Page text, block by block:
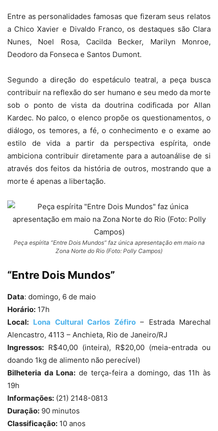
Entre as personalidades famosas que fizeram seus relatos
a Chico Xavier e Divaldo Franco, os destaques são Clara
Nunes, Noel Rosa, Cacilda Becker, Marilyn Monroe,
Deodoro da Fonseca e Santos Dumont.
Segundo a direção do espetáculo teatral, a peça busca
contribuir na reflexão do ser humano e seu medo da morte
sob o ponto de vista da doutrina codificada por Allan
Kardec. No palco, o elenco propõe os questionamentos, o
diálogo, os temores, a fé, o conhecimento e o exame ao
estilo de vida a partir da perspectiva espírita, onde
ambiciona contribuir diretamente para a autoanálise de si
através dos feitos da história de outros, mostrando que a
morte é apenas a libertação.
Peça espírita “Entre Dois Mundos” faz única apresentação em maio na
Zona Norte do Rio (Foto: Polly Campos)
“Entre Dois Mundos”
Data: domingo, 6 de maio
Horário: 17h
Local: Lona Cultural Carlos Zéfiro– Estrada Marechal
Alencastro, 4113 – Anchieta, Rio de Janeiro/RJ
Ingressos: R$40,00 (inteira), R$20,00 (meia-entrada ou
doando 1kg de alimento não perecível)
Bilheteria da Lona: de terça-feira a domingo, das 11h às
19h
Informações: (21) 2148-0813
Duração: 90 minutos
Classificação: 10 anos